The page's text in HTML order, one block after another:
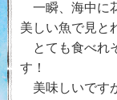
一瞬、海中に
美しい魚で見と
とても食べれ
す！
美味しいです